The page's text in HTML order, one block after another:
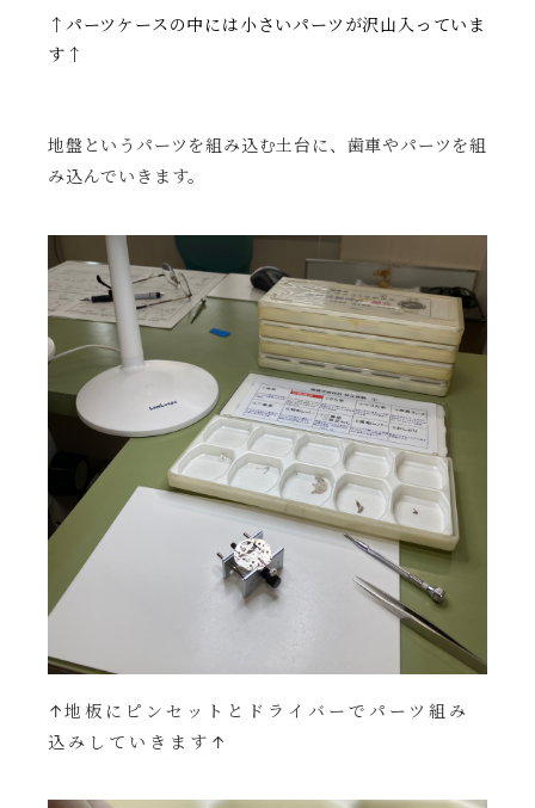
↑パーツケースの中には小さいパーツが沢山入っていま
す↑
地盤というパーツを組み込む土台に、歯車やパーツを組
み込んでいきます。
↑地板にピンセットとドライバーで パーツ組み
込みしていきます ↑